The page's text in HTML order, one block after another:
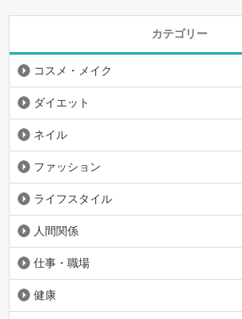
カテゴリー
コスメ・メイク
ダイエット
ネイル
ファッション
ライフスタイル
人間関係
仕事・職場
健康